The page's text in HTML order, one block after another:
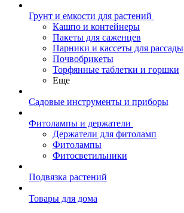
Грунт и емкости для растений
Кашпо и контейнеры
Пакеты для саженцев
Парники и кассеты для рассады
Почвобрикеты
Торфянные таблетки и горшки
Еще
Садовые инструменты и приборы
Фитолампы и держатели
Держатели для фитоламп
Фитолампы
Фитосветильники
Подвязка растений
Товары для дома